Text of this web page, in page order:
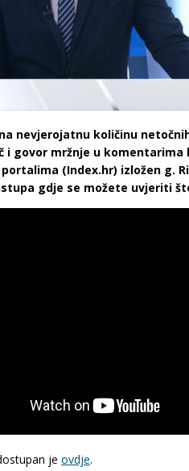
nevjerojatnu količinu
i govor mržnje u komentarima
(Index.hr) izložen g.
gdje se možete uvjeriti
je ovdje.